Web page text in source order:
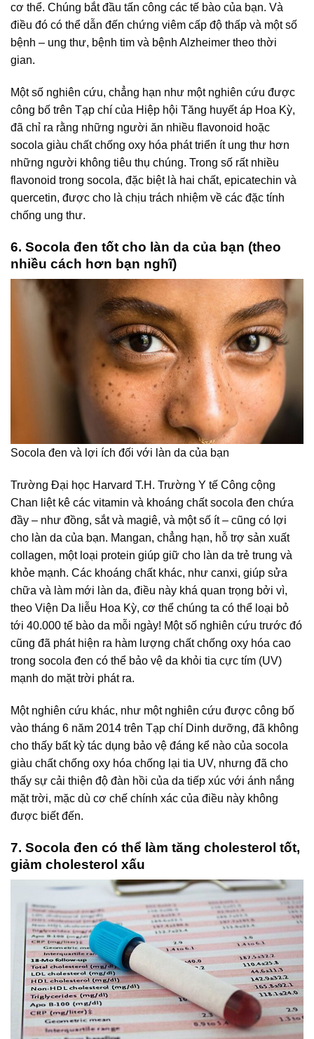
cơ thể. Chúng bắt đầu tấn công các tế bào của bạn. Và
điều đó có thể dẫn đến chứng viêm cấp độ thấp và một số
bệnh – ung thư, bệnh tim và bệnh Alzheimer theo thời
gian.
Một số nghiên cứu, chẳng hạn như một nghiên cứu được
công bố trên Tạp chí của Hiệp hội Tăng huyết áp Hoa Kỳ,
đã chỉ ra rằng những người ăn nhiều flavonoid hoặc
socola giàu chất chống oxy hóa phát triển ít ung thư hơn
những người không tiêu thụ chúng. Trong số rất nhiều
flavonoid trong socola, đặc biệt là hai chất, epicatechin và
quercetin, được cho là chịu trách nhiệm về các đặc tính
chống ung thư.
6. Socola đen tốt cho làn da của bạn (theo
nhiều cách hơn bạn nghĩ)
Socola đen và lợi ích đối với làn da của bạn
Trường Đại học Harvard T.H. Trường Y tế Công cộng
Chan liệt kê các vitamin và khoáng chất socola đen chứa
đầy – như đồng, sắt và magiê, và một số ít – cũng có lợi
cho làn da của bạn. Mangan, chẳng hạn, hỗ trợ sản xuất
collagen, một loại protein giúp giữ cho làn da trẻ trung và
khỏe mạnh. Các khoáng chất khác, như canxi, giúp sửa
chữa và làm mới làn da, điều này khá quan trọng bởi vì,
theo Viện Da liễu Hoa Kỳ, cơ thể chúng ta có thể loại bỏ
tới 40.000 tế bào da mỗi ngày! Một số nghiên cứu trước đó
cũng đã phát hiện ra hàm lượng chất chống oxy hóa cao
trong socola đen có thể bảo vệ da khỏi tia cực tím (UV)
mạnh do mặt trời phát ra.
Một nghiên cứu khác, như một nghiên cứu được công bố
vào tháng 6 năm 2014 trên Tạp chí Dinh dưỡng, đã không
cho thấy bất kỳ tác dụng bảo vệ đáng kể nào của socola
giàu chất chống oxy hóa chống lại tia UV, nhưng đã cho
thấy sự cải thiện độ đàn hồi của da tiếp xúc với ánh nắng
mặt trời, mặc dù cơ chế chính xác của điều này không
được biết đến.
7. Socola đen có thể làm tăng cholesterol tốt,
giảm cholesterol xấu